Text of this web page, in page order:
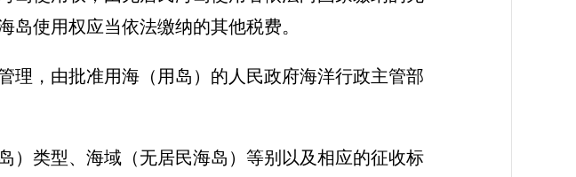
使用权应当依法缴纳的其他税费。
，由批准用海（用岛）的人民政府海洋行政主管部
类型、海域（无居民海岛）等别以及相应的征收标